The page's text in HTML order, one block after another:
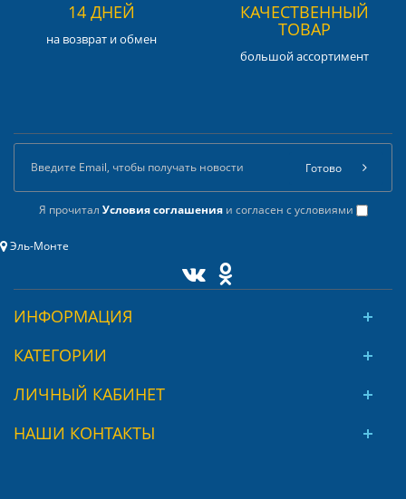
14 ДНЕЙ
на возврат и обмен
КАЧЕСТВЕННЫЙ
ТОВАР
большой ассортимент
Я прочитал Условия соглашенияи согласен с условиями
Готово
Эль-Монте
ИНФОРМАЦИЯ
КАТЕГОРИИ
ЛИЧНЫЙ КАБИНЕТ
НАШИ КОНТАКТЫ